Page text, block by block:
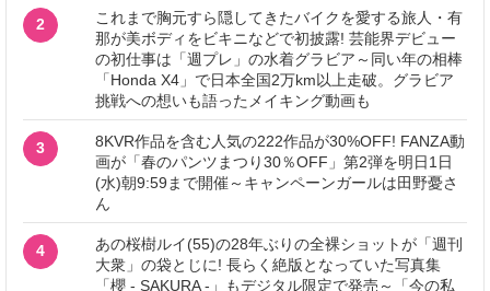
2
これまで胸元すら隠してきたバイクを愛する旅人・有
那が美ボディをビキニなどで初披露! 芸能界デビュー
の初仕事は「週プレ」の水着グラビア～同い年の相棒
「Honda X4」で日本全国2万km以上走破。グラビア
挑戦への想いも語ったメイキング動画も
3
8KVR作品を含む人気の222作品が30%OFF! FANZA動
画が「春のパンツまつり30％OFF」第2弾を明日1日
(水)朝9:59まで開催～キャンペーンガールは田野憂さ
ん
4
あの桜樹ルイ(55)の28年ぶりの全裸ショットが「週刊
大衆」の袋とじに! 長らく絶版となっていた写真集
「櫻 - SAKURA -」もデジタル限定で発売～「今の私